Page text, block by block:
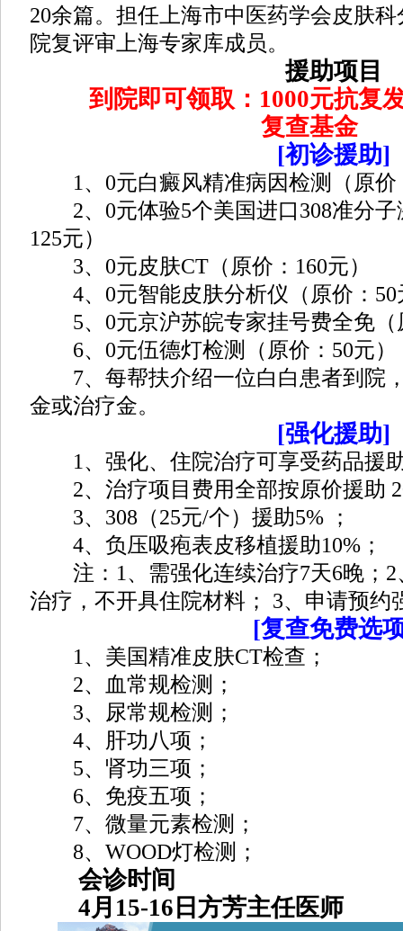
20余篇。担任上海市中医药学会皮肤
院复评审上海专家库成员。
援助项目
到院即可领取：1000元抗复
复查基金
[初诊援助]
1、0元白癜风精准病因检测（原价
2、0元体验5个美国进口308准分子
125元）
3、0元皮肤CT（原价：160元）
4、0元智能皮肤分析仪（原价：50
5、0元京沪苏皖专家挂号费全免（
6、0元伍德灯检测（原价：50元）
7、每帮扶介绍一位白白患者到院，
金或治疗金。
[强化援助]
1、强化、住院治疗可享受药品援
2、治疗项目费用全部按原价援助
3、308（25元/个）援助5% ；
4、负压吸疱表皮移植援助10%；
注：1、需强化连续治疗7天6晚；2
治疗，不开具住院材料； 3、申请预约
[复查免费选
1、美国精准皮肤CT检查；
2、血常规检测；
3、尿常规检测；
4、肝功八项；
5、肾功三项；
6、免疫五项；
7、微量元素检测；
8、WOOD灯检测；
会诊时间
4月15-16日方芳主任医师